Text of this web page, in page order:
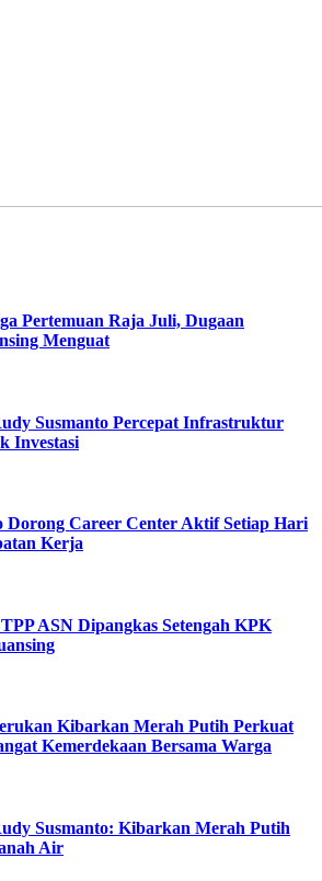
Pertemuan Raja Juli, Dugaan
Menguat
Susmanto Percepat Infrastruktur
Investasi
Dorong Career Center Aktif Setiap Hari
Kerja
ASN Dipangkas Setengah KPK
Kibarkan Merah Putih Perkuat
Kemerdekaan Bersama Warga
Susmanto: Kibarkan Merah Putih
Air